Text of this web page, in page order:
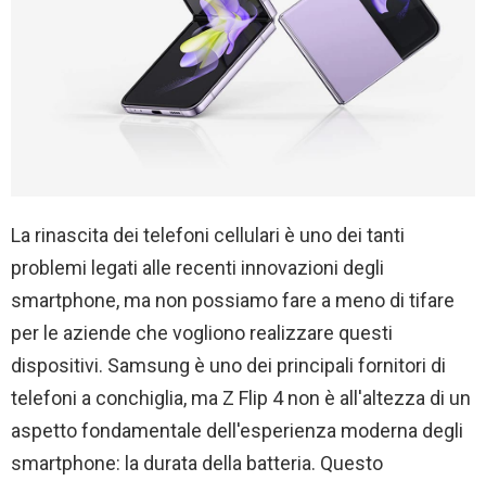
La rinascita dei telefoni cellulari è uno dei tanti
problemi legati alle recenti innovazioni degli
smartphone, ma non possiamo fare a meno di tifare
per le aziende che vogliono realizzare questi
dispositivi. Samsung è uno dei principali fornitori di
telefoni a conchiglia, ma Z Flip 4 non è all'altezza di un
aspetto fondamentale dell'esperienza moderna degli
smartphone: la durata della batteria. Questo